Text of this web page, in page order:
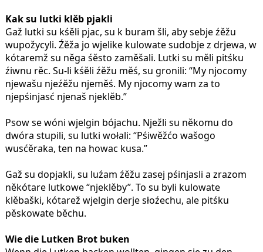
Kak su lutki klěb pjakli
Gaž lutki su kśěli pjac, su k buram šli, aby sebje źěžu
wupožycyli. Źěža jo wjelike kulowate sudobje z drjewa, w
kótaremž su něga śěsto zaměšali. Lutki su měli pitśku
źiwnu rěc. Su-li kśěli źěžu měś, su gronili: “My njocomy
njewašu njeźěžu njeměś. My njocomy wam za to
njepśinjasć njenaš njeklěb.”
Psow se wóni wjelgin bójachu. Nježli su někomu do
dwóra stupili, su lutki wołali: “Pśiwěžćo wašogo
wusćěraka, ten na howac kusa.”
Gaž su dopjakli, su luźam źěžu zasej pśinjasli a zrazom
někótare lutkowe “njeklěby”. To su byli kulowate
klěbaški, kótarež wjelgin derje słoźechu, ale pitśku
pěskowate běchu.
Wie die Lutken Brot buken